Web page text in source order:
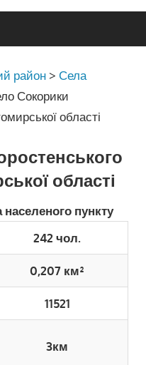
район >Села
Сокорики
області
області
населеного пункту
242 чол.
0,207 км²
11521
3км